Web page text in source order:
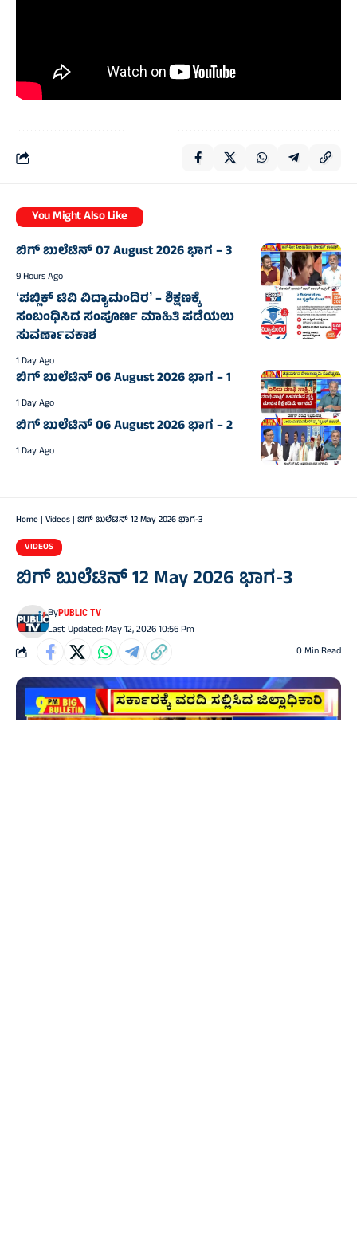
You Might Also Like
ಬಿಗ್‌ ಬುಲೆಟಿನ್‌ 07 August 2026 ಭಾಗ – 3
9 Hours Ago
ʻಪಬ್ಲಿಕ್‌ ಟಿವಿ ವಿದ್ಯಾಮಂದಿರʼ – ಶಿಕ್ಷಣಕ್ಕೆ
ಸಂಬಂಧಿಸಿದ ಸಂಪೂರ್ಣ ಮಾಹಿತಿ ಪಡೆಯಲು
ಸುವರ್ಣಾವಕಾಶ
1 Day Ago
ಬಿಗ್‌ ಬುಲೆಟಿನ್‌ 06 August 2026 ಭಾಗ – 1
1 Day Ago
ಬಿಗ್‌ ಬುಲೆಟಿನ್‌ 06 August 2026 ಭಾಗ – 2
1 Day Ago
Home| Videos| ಬಿಗ್‌ ಬುಲೆಟಿನ್‌ 12 May 2026 ಭಾಗ-3
VIDEOS
ಬಿಗ್‌ ಬುಲೆಟಿನ್‌ 12 May 2026 ಭಾಗ-3
Last Updated: May 12, 2026 10:56 Pm
ByPUBLIC TV
0 Min Read